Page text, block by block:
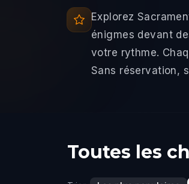
Explorez
énigmes devant
votre rythme.
Sans réservation,
Toutes les